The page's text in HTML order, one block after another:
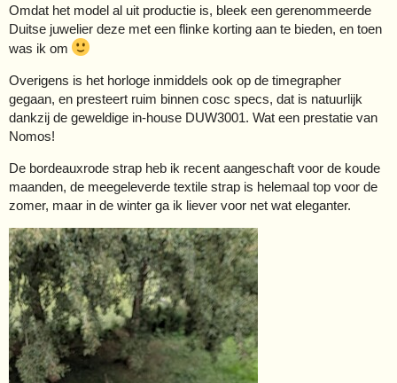
Omdat het model al uit productie is, bleek een gerenommeerde
Duitse juwelier deze met een flinke korting aan te bieden, en toen
was ik om
Overigens is het horloge inmiddels ook op de timegrapher
gegaan, en presteert ruim binnen cosc specs, dat is natuurlijk
dankzij de geweldige in-house DUW3001. Wat een prestatie van
Nomos!
De bordeauxrode strap heb ik recent aangeschaft voor de koude
maanden, de meegeleverde textile strap is helemaal top voor de
zomer, maar in de winter ga ik liever voor net wat eleganter.